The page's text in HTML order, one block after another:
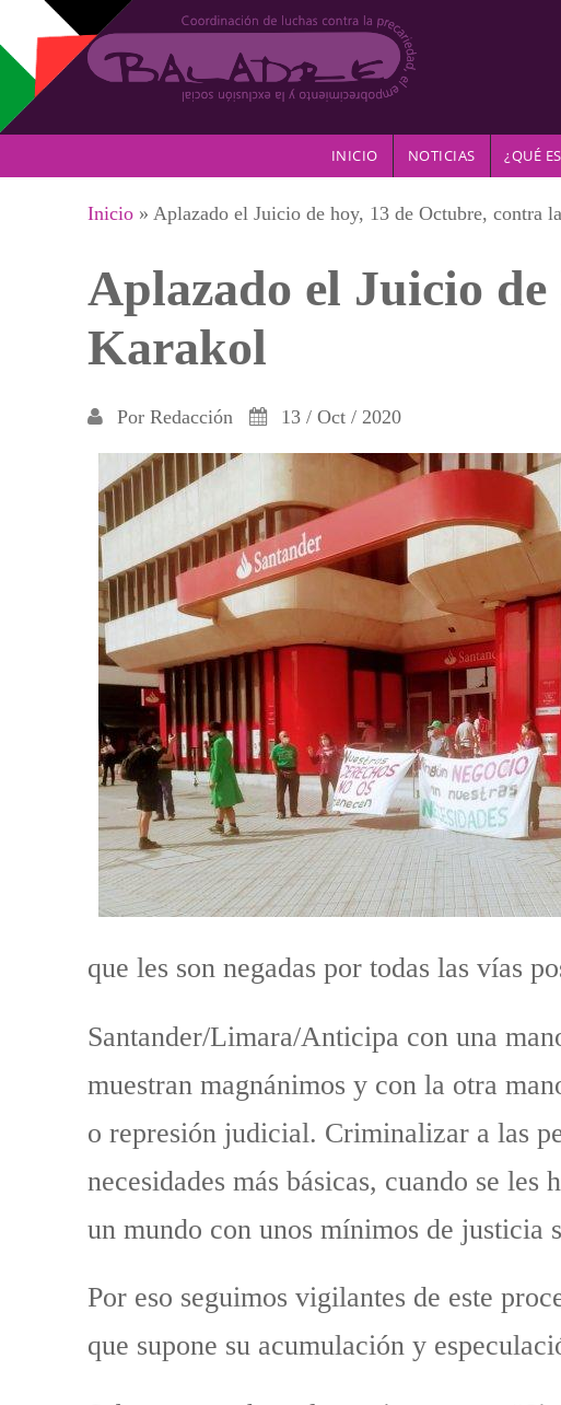
Pasar al contenido principal
INICIO NOTICIAS ¿QUÉ
Se encuentra usted aquí
Inicio » Aplazado el Juicio de hoy, 13 de Octubre, contra
Aplazado el Juicio
Karakol
Por Redacción 13 / Oct / 2020
que les son negadas por todas las vías
Santander/Limara/Anticipa con una
muestran magnánimos y con la otra
o represión judicial. Criminalizar a las
necesidades más básicas, cuando se
un mundo con unos mínimos de justicia
Por eso seguimos vigilantes de este
que supone su acumulación y